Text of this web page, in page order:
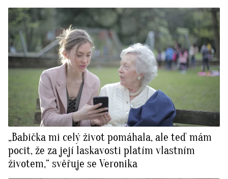
„Babička mi celý život pomáhala, ale teď mám
pocit, že za její laskavosti platím vlastním
životem,“ svěřuje se Veronika